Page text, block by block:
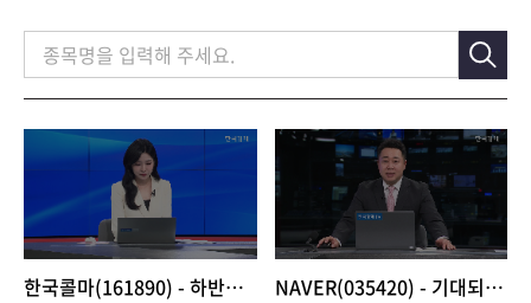
한국콜마(161890) - 하반기 선케어·기초 카테고리 수출 호조에 실적 모멘텀 지속 NAVER(035420) - 기대되는 미래사업을 반영하지 못하는 주가